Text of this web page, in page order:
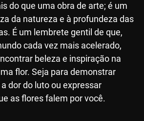
do que uma obra de arte; é um
da natureza e à profundeza das
É um lembrete gentil de que,
cada vez mais acelerado,
beleza e inspiração na
flor. Seja para demonstrar
dor do luto ou expressar
as flores falem por você.